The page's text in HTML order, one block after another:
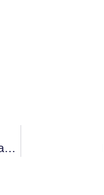
Jueces De Campeonato – X Campeonato Nacional De Baristas Fórum Café